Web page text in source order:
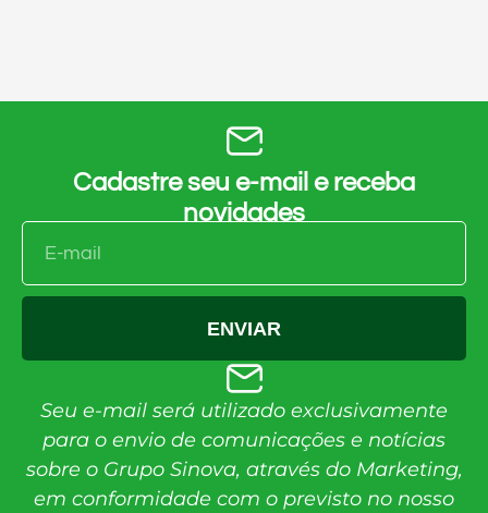
Cadastre seu e-mail e receba
novidades
ENVIAR
Seu e-mail será utilizado exclusivamente
para o envio de comunicações e notícias
sobre o Grupo Sinova, através do Marketing,
em conformidade com o previsto no nosso